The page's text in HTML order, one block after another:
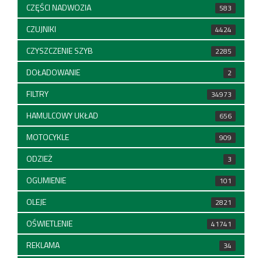
CZĘŚCI NADWOZIA 583
CZUJNIKI 4424
CZYSZCZENIE SZYB 2285
DOŁADOWANIE 2
FILTRY 34973
HAMULCOWY UKŁAD 656
MOTOCYKLE 909
ODZIEŻ 3
OGUMIENIE 101
OLEJE 2821
OŚWIETLENIE 41741
REKLAMA 34